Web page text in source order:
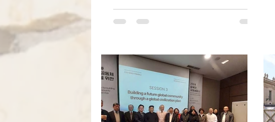
3일간 피정과 숙고를 통해 2026년 한 해를
살아가는 데 필요한 시간을 가졌습니다.
축성생활의 해와 수도생활 위원회 설문조
사 분석 결과에 대해 황정연 신부(예수회)
의 강의 영상을 시청한 뒤 숙고 질문지를
바탕으로 묵상하였다. 오후에는 ‘개인적
회심을 위한 공동체 예식’이 이루어졌다.
개인 성찰을 통해 걸림돌을 종이에 적어